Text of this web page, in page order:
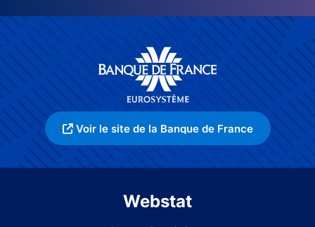
Voir le site de la Banque de France
Webstat